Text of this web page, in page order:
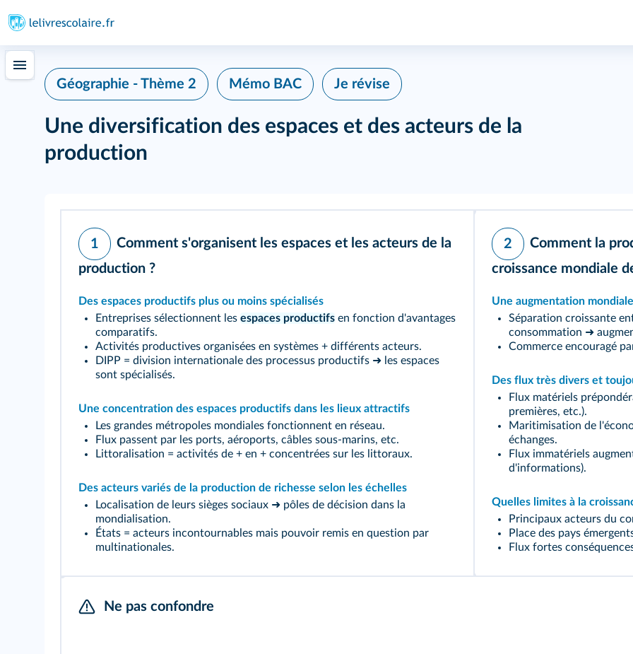
Géographie - Thème 2 Mémo BAC Je révise
Une diversification des espaces et des acteurs de la
production
1
Comment s'organisent les espaces et les acteurs de la
production ?
Des espaces productifs plus ou moins spécialisés
Entreprises sélectionnent les espaces productifs en fonction d'avantages
comparatifs.
Activités productives organisées en systèmes + différents acteurs.
DIPP = division internationale des processus productifs ➜ les espaces
sont spécialisés.
Une concentration des espaces productifs dans les lieux attractifs
Les grandes métropoles mondiales fonctionnent en réseau.
Flux passent par les ports, aéroports, câbles sous-marins, etc.
Littoralisation = activités de + en + concentrées sur les littoraux.
Des acteurs variés de la production de richesse selon les échelles
Localisation de leurs sièges sociaux ➜ pôles de décision dans la
mondialisation.
États = acteurs incontournables mais pouvoir remis en question par
multinationales.
2
Comment la
croissance mondiale
Une augmentation
Séparation croissante
consommation ➜
Commerce encouragé
Des flux très divers et
Flux matériels
premières, etc.).
Maritimisation de
échanges.
Flux immatériels
d'informations).
Quelles limites à la
Principaux acteurs du
Place des pays
Flux fortes
Ne pas confondre